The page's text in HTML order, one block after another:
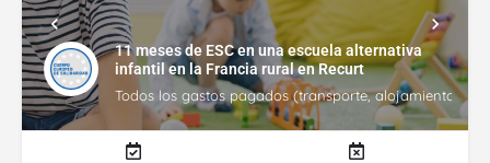
11 meses de ESC en una escuela alternativa
infantil en la Francia rural en Recurt
Todos los gastos pagados (transporte, alojamiento,